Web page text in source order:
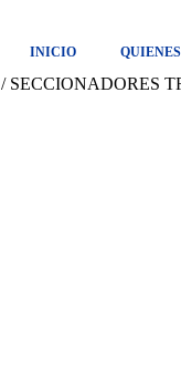
INICIO
/ SECCIONADORES